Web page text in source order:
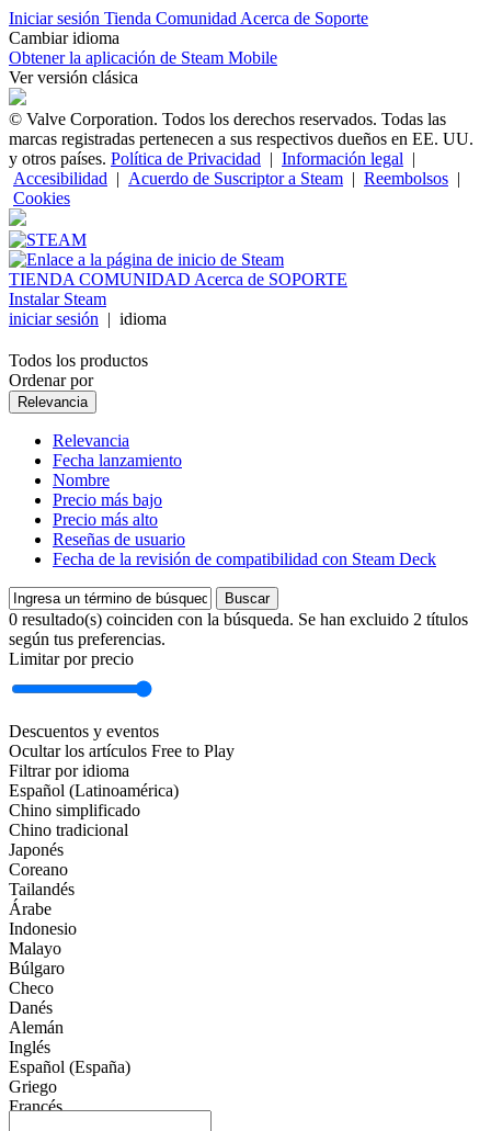
Iniciar sesión Tienda Comunidad Acerca de Soporte
Cambiar idioma
Obtener la aplicación de Steam Mobile
Ver versión clásica
© Valve Corporation. Todos los derechos reservados. Todas las
marcas registradas pertenecen a sus respectivos dueños en EE. UU.
y otros países. Política de Privacidad | Información legal |
Accesibilidad | Acuerdo de Suscriptor a Steam | Reembolsos |
Cookies
TIENDA COMUNIDAD Acerca de SOPORTE
Instalar Steam
iniciar sesión | idioma
Todos los productos
Ordenar por
Relevancia
Relevancia
Fecha lanzamiento
Nombre
Precio más bajo
Precio más alto
Reseñas de usuario
Fecha de la revisión de compatibilidad con Steam Deck
Buscar
0 resultado(s) coinciden con la búsqueda. Se han excluido 2 títulos
según tus preferencias.
Limitar por precio
Descuentos y eventos
Ocultar los artículos Free to Play
Filtrar por idioma
Español (Latinoamérica)
Chino simplificado
Chino tradicional
Japonés
Coreano
Tailandés
Árabe
Indonesio
Malayo
Búlgaro
Checo
Danés
Alemán
Inglés
Español (España)
Griego
Francés